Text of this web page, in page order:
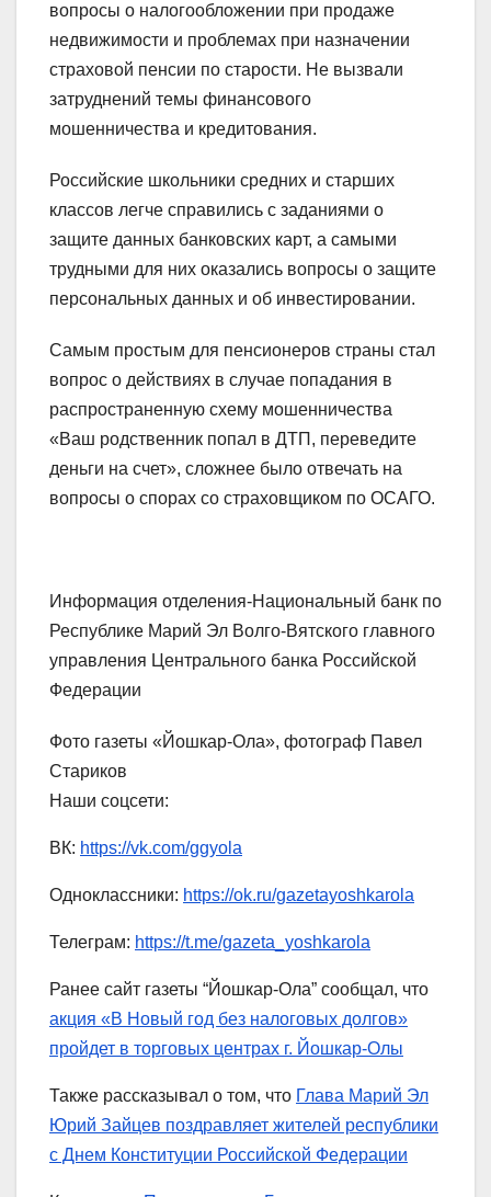
вопросы о налогообложении при продаже
недвижимости и проблемах при назначении
страховой пенсии по старости. Не вызвали
затруднений темы финансового
мошенничества и кредитования.
Российские школьники средних и старших
классов легче справились с заданиями о
защите данных банковских карт, а самыми
трудными для них оказались вопросы о защите
персональных данных и об инвестировании.
Самым простым для пенсионеров страны стал
вопрос о действиях в случае попадания в
распространенную схему мошенничества
«Ваш родственник попал в ДТП, переведите
деньги на счет», сложнее было отвечать на
вопросы о спорах со страховщиком по ОСАГО.
Информация отделения-Национальный банк по
Республике Марий Эл Волго-Вятского главного
управления Центрального банка Российской
Федерации
Фото газеты «Йошкар-Ола», фотограф Павел
Стариков
Наши соцсети:
ВК: https://vk.com/ggyola
Одноклассники: https://ok.ru/gazetayoshkarola
Телеграм: https://t.me/gazeta_yoshkarola
Ранее сайт газеты “Йошкар-Ола” сообщал, что
акция «В Новый год без налоговых долгов»
пройдет в торговых центрах г. Йошкар-Олы
Также рассказывал о том, что Глава Марий Эл
Юрий Зайцев поздравляет жителей республики
с Днем Конституции Российской Федерации